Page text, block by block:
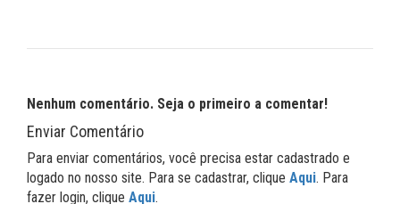
Nenhum comentário. Seja o primeiro a comentar!
Enviar Comentário
Para enviar comentários, você precisa estar cadastrado e
logado no nosso site. Para se cadastrar, clique Aqui. Para
fazer login, clique Aqui.